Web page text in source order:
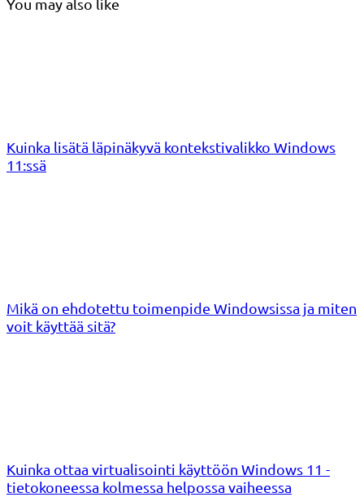
You may also like
Kuinka lisätä läpinäkyvä kontekstivalikko Windows
11:ssä
Mikä on ehdotettu toimenpide Windowsissa ja miten
voit käyttää sitä?
Kuinka ottaa virtualisointi käyttöön Windows 11 -
tietokoneessa kolmessa helpossa vaiheessa